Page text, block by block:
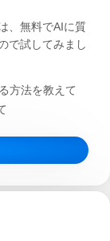
、無料でAIに質
で試してみまし
方法を教えて